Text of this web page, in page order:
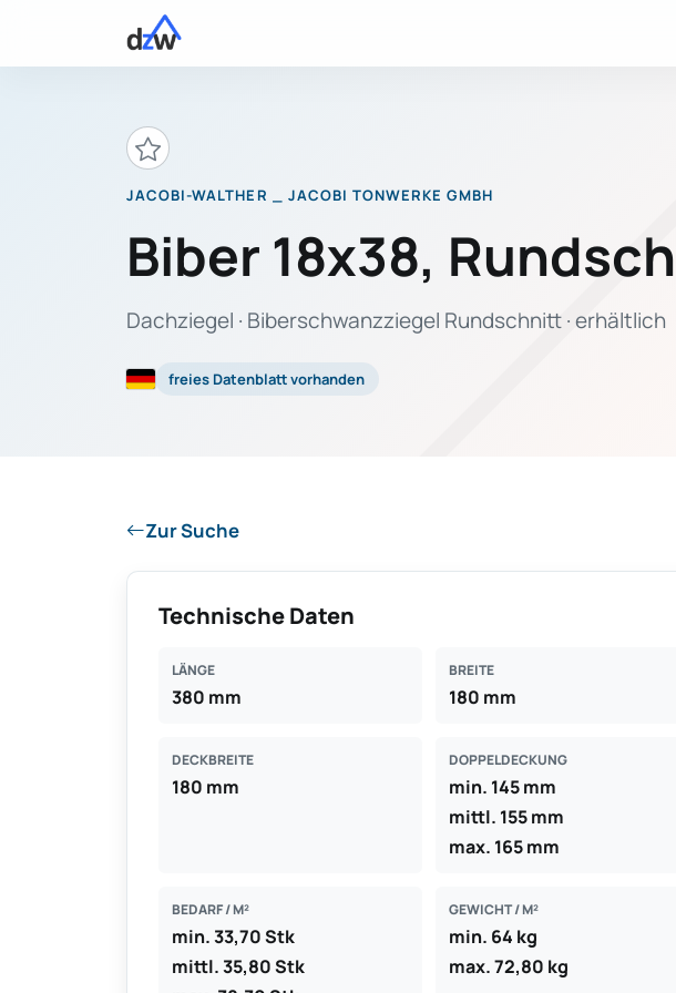
JACOBI-WALTHER _ JACOBI TONWERKE GMBH
Biber 18x38,
Dachziegel · Biberschwanzziegel Rundschnitt · erhältlich
freies Datenblatt vorhanden
Zur Suche
Technische Daten
LÄNGE
380 mm
BREITE
180 mm
DECKBREITE
180 mm
DOPPELDECKUNG
min. 145 mm
mittl. 155 mm
max. 165 mm
BEDARF / M²
min. 33,70 Stk
mittl. 35,80 Stk
GEWICHT / M²
min. 64 kg
max. 72,80 kg